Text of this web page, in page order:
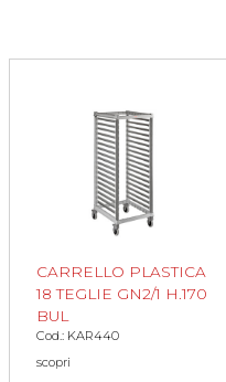
CARRELLO PLASTICA
18 TEGLIE GN2/1 H.170
BUL
Cod.: KAR440
scopri